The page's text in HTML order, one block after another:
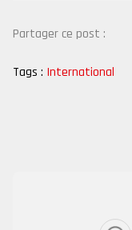
Partager ce post :
Tags : International